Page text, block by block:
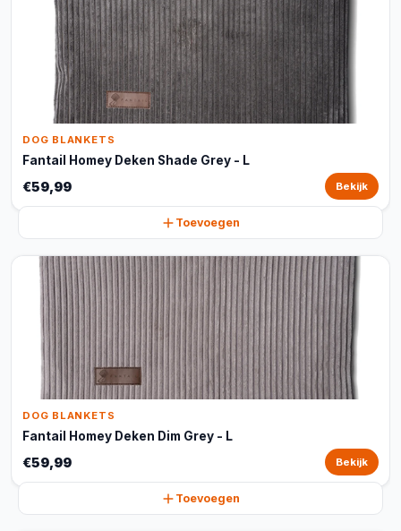
DOG BLANKETS
Fantail Homey Deken Shade Grey - L
€59,99 Bekijk
Toevoegen
DOG BLANKETS
Fantail Homey Deken Dim Grey - L
€59,99 Bekijk
Toevoegen